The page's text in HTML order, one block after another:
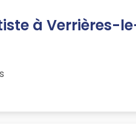
à Verrières-